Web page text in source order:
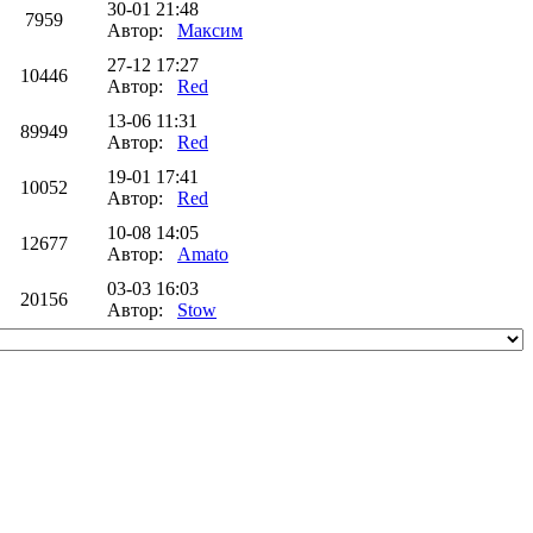
7959
30-01 21:48
Автор: Максим
10446
27-12 17:27
Автор: Red
89949
13-06 11:31
Автор: Red
10052
19-01 17:41
Автор: Red
12677
10-08 14:05
Автор: Amato
20156
03-03 16:03
Автор: Stow